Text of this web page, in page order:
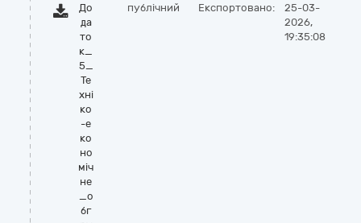
До
да
то
к_
5_
Те
хні
ко
-е
ко
но
міч
не
_о
бг
публічний Експортовано:
25-03-
2026,
19:35:08